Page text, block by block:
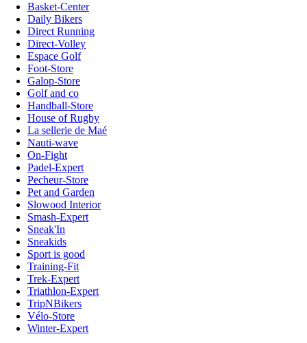
Basket-Center
Daily Bikers
Direct Running
Direct-Volley
Espace Golf
Foot-Store
Galop-Store
Golf and co
Handball-Store
House of Rugby
La sellerie de Maé
Nauti-wave
On-Fight
Padel-Expert
Pecheur-Store
Pet and Garden
Slowood Interior
Smash-Expert
Sneak'In
Sneakids
Sport is good
Training-Fit
Trek-Expert
Triathlon-Expert
TripNBikers
Vélo-Store
Winter-Expert